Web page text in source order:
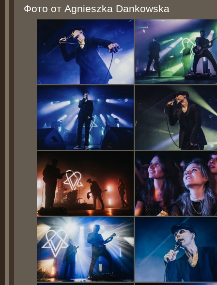
Фото от Agnieszka Dankowska